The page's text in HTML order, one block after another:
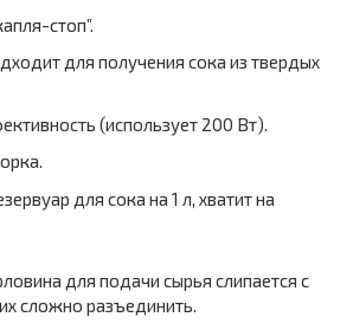
стоп”.
для получения сока из твердых
(использует 200 Вт).
для сока на 1 л, хватит на
для подачи сырья слипается с
сложно разъединить.